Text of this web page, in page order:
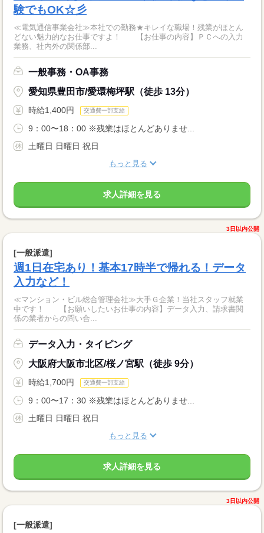
験でもOK☆彡
≪電気通信事業会社≫本社での勤務★キレイな職場！残業がほとん
どない魅力的なお仕事ですよ！ 【お仕事の内容】ＰＣへの入力
業務、社内外の関係部...
一般事務・OA事務
愛知県豊田市/愛環梅坪駅（徒歩 13分）
時給1,400円 交通費一部支給
9：00〜18：00 ※残業はほとんどありませ...
土曜日 日曜日 祝日
もっと見る
求人詳細を見る
3日以内公開
[一般派遣]
週1日在宅あり！基本17時半で帰れる！データ
入力など！
≪マンション・ビル総合管理会社≫大手Ｇ企業！当社スタッフ就業
中です！ 【お願いしたいお仕事の内容】データ入力、請求書関
係の業者からの問い合...
データ入力・タイピング
大阪府大阪市北区/桜ノ宮駅（徒歩 9分）
時給1,700円 交通費一部支給
9：00〜17：30 ※残業はほとんどありませ...
土曜日 日曜日 祝日
もっと見る
求人詳細を見る
3日以内公開
[一般派遣]